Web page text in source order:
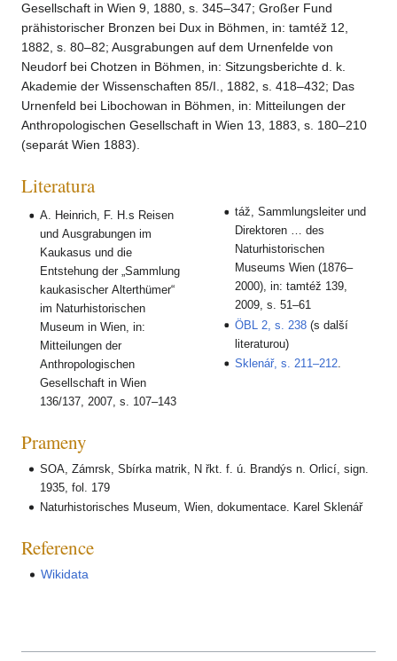
Gesellschaft in Wien 9, 1880, s. 345–347; Großer Fund
prähistorischer Bronzen bei Dux in Böhmen, in: tamtéž 12,
1882, s. 80–82; Ausgrabungen auf dem Urnenfelde von
Neudorf bei Chotzen in Böhmen, in: Sitzungsberichte d. k.
Akademie der Wissenschaften 85/I., 1882, s. 418–432; Das
Urnenfeld bei Libochowan in Böhmen, in: Mitteilungen der
Anthropologischen Gesellschaft in Wien 13, 1883, s. 180–210
(separát Wien 1883).
Literatura
A. Heinrich, F. H.s Reisen
und Ausgrabungen im
Kaukasus und die
Entstehung der „Sammlung
kaukasischer Alterthümer“
im Naturhistorischen
Museum in Wien, in:
Mitteilungen der
Anthropologischen
Gesellschaft in Wien
136/137, 2007, s. 107–143
táž, Sammlungsleiter und
Direktoren … des
Naturhistorischen
Museums Wien (1876–
2000), in: tamtéž 139,
2009, s. 51–61
ÖBL 2, s. 238 (s další
literaturou)
Sklenář, s. 211–212
Prameny
SOA, Zámrsk, Sbírka matrik, N řkt. f. ú. Brandýs n. Orlicí, sign.
1935, fol. 179
Naturhistorisches Museum, Wien, dokumentace. Karel Sklenář
Reference
Wikidata